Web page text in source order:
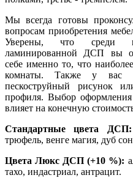
Мы всегда готовы
вопросам приобретения
Уверены, что среди
ламинированной ДСП вы
себе именно то, что
комнаты. Также у вас
пескоструйный рисунок
профиля. Выбор
влияет на конечную
Стандартные цвета ДСП:
трюфель, венге магия, дуб
Цвета Люкс ДСП (+10 %):
тахо, индастриал, антрацит.